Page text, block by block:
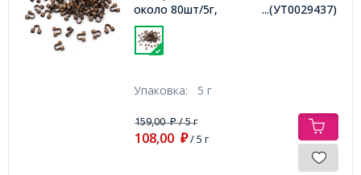
около 80шт/5г,
...(УТ0029437)
Упаковка: 5 г
159,00₽/ 5 г
108,00 ₽/ 5 г